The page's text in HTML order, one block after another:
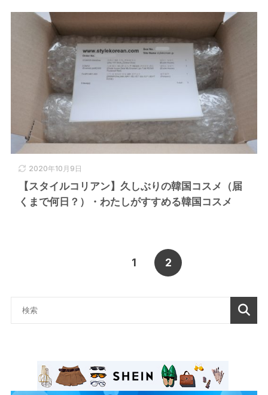
2020年10月9日
【スタイルコリアン】久しぶりの韓国コスメ（届
くまで何日？）・わたしがすすめる韓国コスメ
1 2